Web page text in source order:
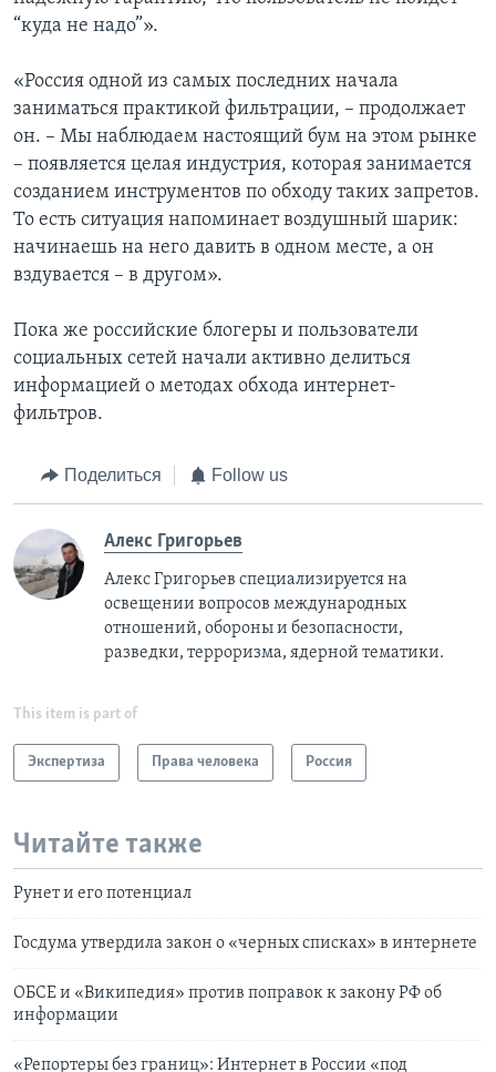
“куда не надо”».
«Россия одной из самых последних начала
заниматься практикой фильтрации, – продолжает
он. – Мы наблюдаем настоящий бум на этом рынке
– появляется целая индустрия, которая занимается
созданием инструментов по обходу таких запретов.
То есть ситуация напоминает воздушный шарик:
начинаешь на него давить в одном месте, а он
вздувается – в другом».
Пока же российские блогеры и пользователи
социальных сетей начали активно делиться
информацией о методах обхода интернет-
фильтров.
Поделиться Follow us
Алекс Григорьев
Алекс Григорьев специализируется на
освещении вопросов международных
отношений, обороны и безопасности,
разведки, терроризма, ядерной тематики.
This item is part of
Экспертиза Права человека Россия
Читайте также
Рунет и его потенциал
Госдума утвердила закон о «черных списках» в интернете
ОБСЕ и «Википедия» против поправок к закону РФ об
информации
«Репортеры без границ»: Интернет в России «под